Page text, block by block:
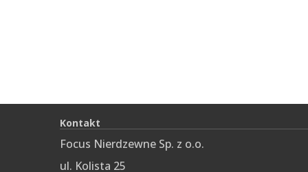
Kontakt
Focus Nierdzewne Sp. z o.o.
ul. Kolista 25